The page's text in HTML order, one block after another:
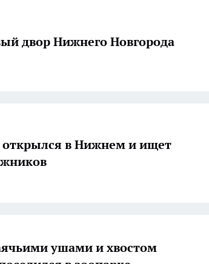
двор Нижнего Новгорода
открылся в Нижнем и ищет
ушами и хвостом